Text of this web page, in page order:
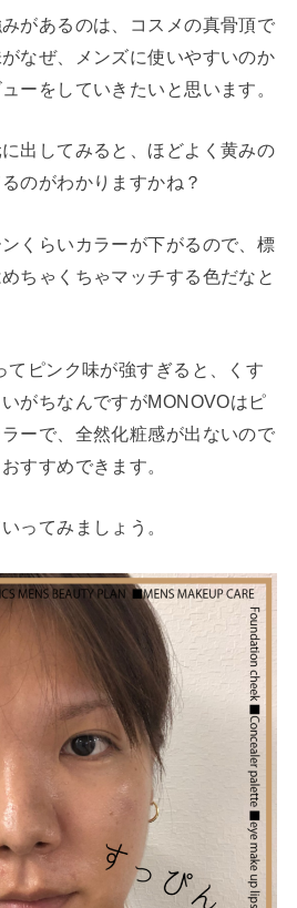
があるのは、コスメの真骨頂で
なぜ、メンズに使いやすいのか
ーをしていきたいと思います。
出してみると、ほどよく黄みの
のがわかりますかね？
くらいカラーが下がるので、標
ちゃくちゃマッチする色だなと
てピンク味が強すぎると、くす
がちなんですがMONOVOはピ
ーで、全然化粧感が出ないので
すすめできます。
ってみましょう。